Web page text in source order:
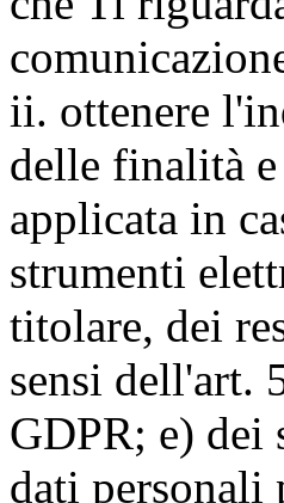
ii. ottenere
delle finalità
applicata in
strumenti
titolare, dei
sensi dell'art.
GDPR; e) dei
dati personali